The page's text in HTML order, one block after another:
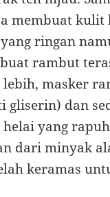
membuat
ringan
rambut
masker
gliserin) dan
yang
dari minyak
keramas